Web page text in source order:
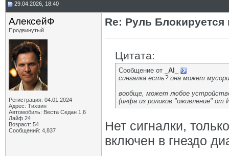
29.04.2026, 18:40
АлексейФ
Продвинутый
Регистрация: 04.01.2024
Адрес: Тихвин
Автомобиль: Веста Седан 1,6
Лайф 24
Возраст: 54
Сообщений: 4,837
Re: Руль Блокируется
Цитата:
Сообщение от
_AI_
сингалка есть? она может
вообще, может любое
(инфа из роликов "оживление" от
Нет сигналки,
включен в гнездо